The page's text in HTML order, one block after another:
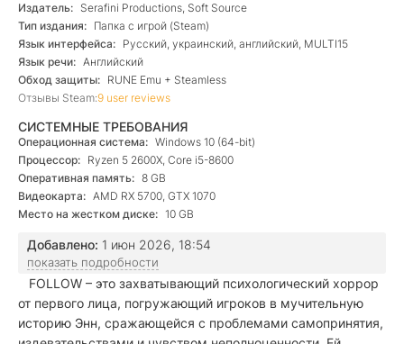
Издатель: Serafini Productions, Soft Source
Тип издания: Папка с игрой (Steam)
Язык интерфейса: Русский, украинский, английский, MULTI15
Язык речи: Английский
Обход защиты: RUNE Emu + Steamless
Отзывы Steam:9 user reviews
СИСТЕМНЫЕ ТРЕБОВАНИЯ
Операционная система: Windows 10 (64-bit)
Процессор: Ryzen 5 2600X, Core i5-8600
Оперативная память: 8 GB
Видеокарта: AMD RX 5700, GTX 1070
Место на жестком диске: 10 GB
Добавлено: 1 июн 2026, 18:54
показать подробности
FOLLOW – это захватывающий психологический хоррор
от первого лица, погружающий игроков в мучительную
историю Энн, сражающейся с проблемами самопринятия,